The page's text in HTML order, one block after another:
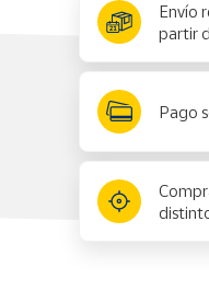
Envío
partir
Pago